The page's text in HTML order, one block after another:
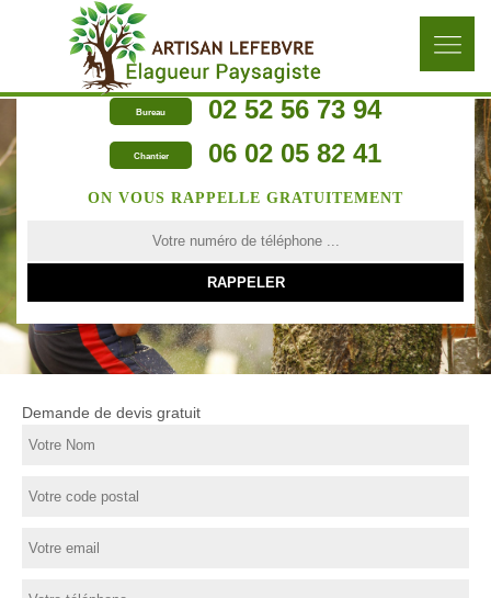
Bureau 02 52 56 73 94
Chantier 06 02 05 82 41
ON VOUS RAPPELLE GRATUITEMENT
Demande de devis gratuit